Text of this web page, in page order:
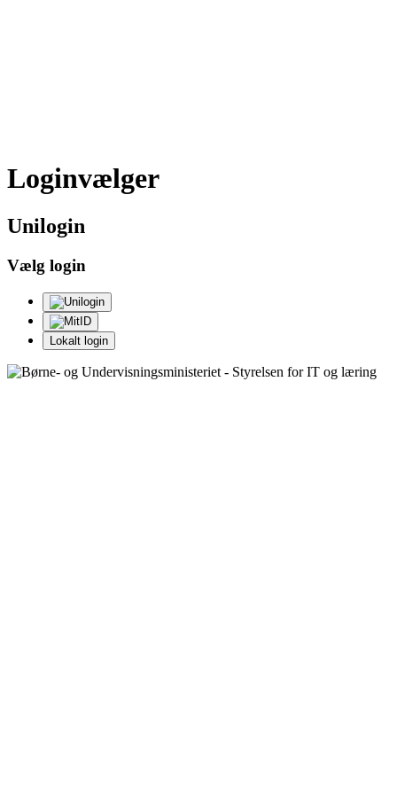
Loginvælger
Unilogin
Vælg login
Lokalt login